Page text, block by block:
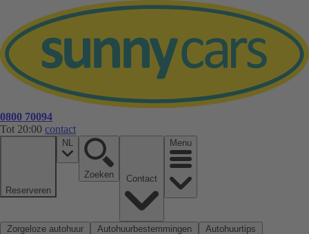
0800 70094
Tot 20:00 contact
Reserveren
NL
Zoeken
Menu